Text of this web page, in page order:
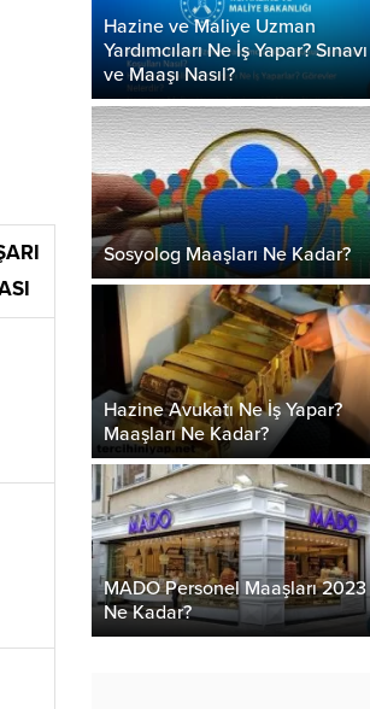
Hazine ve Maliye Uzman
Yardımcıları Ne İş Yapar? Sınavı
ve Maaşı Nasıl?
Sosyolog Maaşları Ne Kadar?
Hazine Avukatı Ne İş Yapar?
Maaşları Ne Kadar?
MADO Personel Maaşları 2023
Ne Kadar?